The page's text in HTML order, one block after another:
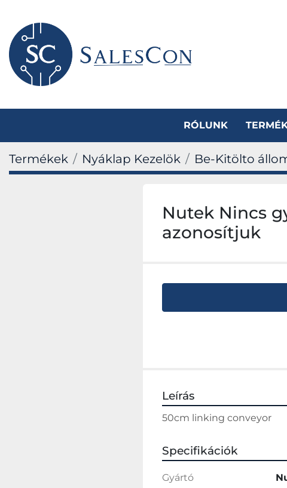
RÓLUNK
Termékek Nyáklap Kezelök Be-Kitölto
Nutek Nincs
azonosítjuk
Leírás
50cm linking conveyor
Specifikációk
Gyártó